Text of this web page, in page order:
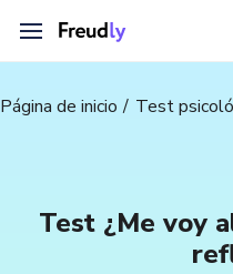
Página de inicio Test
Test ¿Me voy